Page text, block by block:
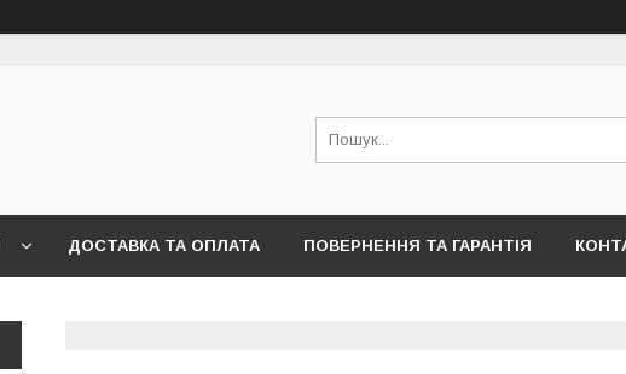
ДОСТАВКА ТА ОПЛАТА ПОВЕРНЕННЯ ТА ГАРАНТІЯ